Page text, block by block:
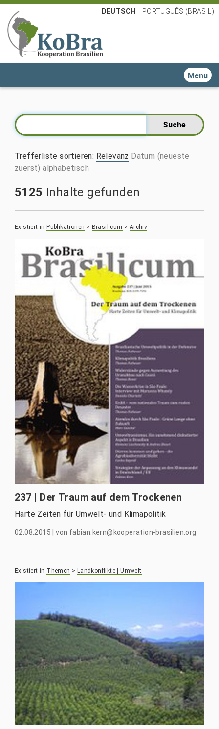
DEUTSCH PORTUGUÊS (BRASIL)
Toggle
Trefferliste sortieren: Relevanz Datum (neueste
zuerst) alphabetisch
5125 Inhalte gefunden
Existiert in Publikationen > Brasilicum > Archiv
237 | Der Traum auf dem Trockenen
Harte Zeiten für Umwelt- und Klimapolitik
02.08.2015|von fabian.kern@kooperation-brasilien.org
Existiert in Themen > Landkonflikte | Umwelt